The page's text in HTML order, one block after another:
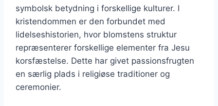
symbolsk betydning i forskellige kulturer. I
kristendommen er den forbundet med
lidelseshistorien, hvor blomstens struktur
repræsenterer forskellige elementer fra Jesu
korsfæstelse. Dette har givet passionsfrugten
en særlig plads i religiøse traditioner og
ceremonier.